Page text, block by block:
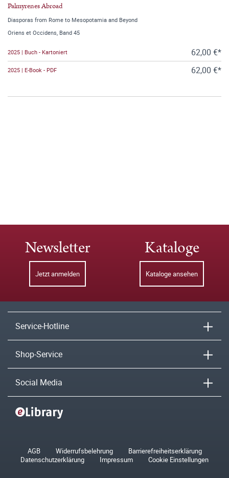
Palmyrenes Abroad
Diasporas from Rome to Mesopotamia and Beyond
Oriens et Occidens, Band 45
2025 | Buch - Kartoniert 62,00 €*
2025 | E-Book - PDF 62,00 €*
Newsletter
Jetzt anmelden
Kataloge
Kataloge ansehen
Service-Hotline
Shop-Service
Social Media
AGB Widerrufsbelehrung
Barrierefreiheitserklärung
Datenschutzerklärung
Impressum Cookie Einstellungen